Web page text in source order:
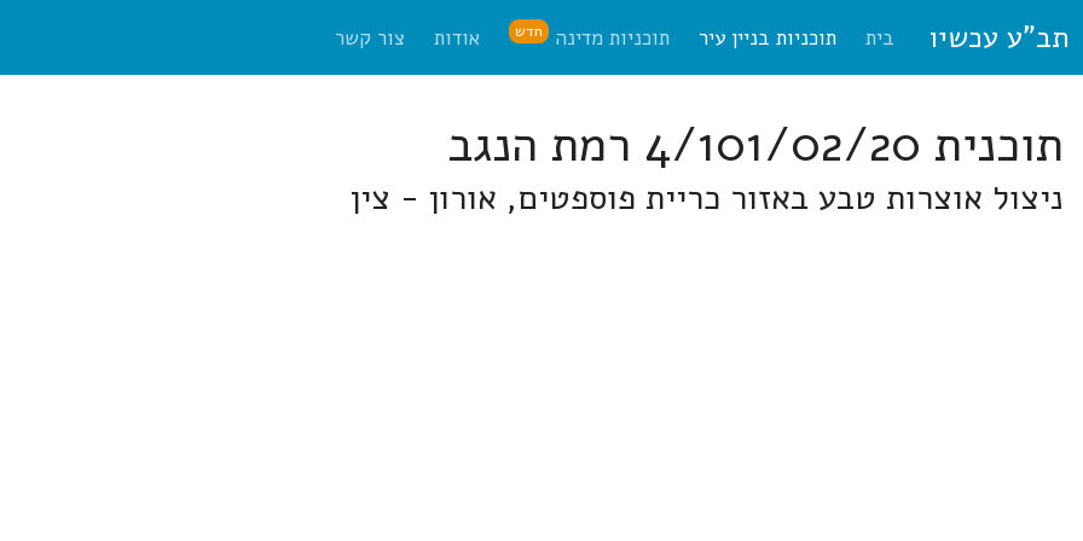
תב"ע עכשיו בית תוכניות בניין עיר תוכניות מדינה חדש אודות צור קשר
תוכנית 4/101/02/20 רמת הנגב
ניצול אוצרות טבע באזור כריית פוספטים, אורון - צין